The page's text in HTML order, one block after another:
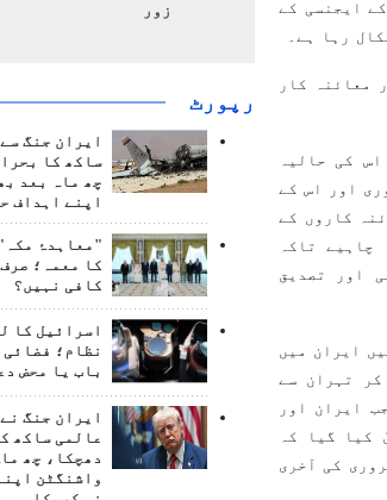
ایجنسی کے
رہا ہے۔
معائنہ کار
کی حالیہ
اور اس کے
کاروں کے
چاہیے تاکہ
اور تصدیق
ایک خفیہ رپورٹ میں ایران میں
تہران سے
ایران اور
کیا گیا کہ
ہے، جو فروری کی آخری
زور
رپورٹ
ایران جنگ
ساکھ کا
چھ ماہ بعد
اپنے اہداف
"معاہدۂ
کا معمہ؛
کافی نہیں؟
اسرائیل کا
نظام؛ فضائی
باب یا محض
ایران جنگ
عالمی ساکھ
دھچکا، چھ
واشنگٹن